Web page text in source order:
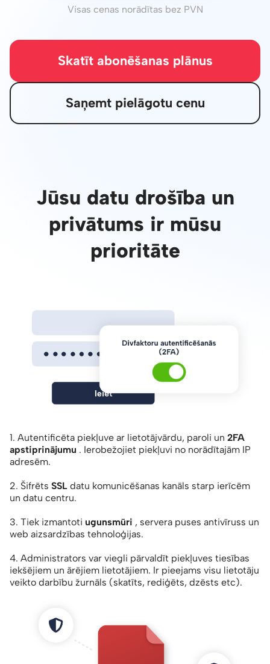
Visas cenas norādītas bez PVN
Skatīt abonēšanas plānus
Saņemt pielāgotu cenu
Jūsu datu drošība un
privātums ir mūsu
prioritāte
1. Autentificēta piekļuve ar lietotājvārdu, paroli un 2FA
apstiprinājumu . Ierobežojiet piekļuvi no norādītajām IP
adresēm.
2. Šifrēts SSL datu komunicēšanas kanāls starp ierīcēm
un datu centru.
3. Tiek izmantoti ugunsmūri , servera puses antivīruss un
web aizsardzības tehnoloģijas.
4. Administrators var viegli pārvaldīt piekļuves tiesības
iekšējiem un ārējiem lietotājiem. Ir pieejams visu lietotāju
veikto darbību žurnāls (skatīts, rediģēts, dzēsts etc).